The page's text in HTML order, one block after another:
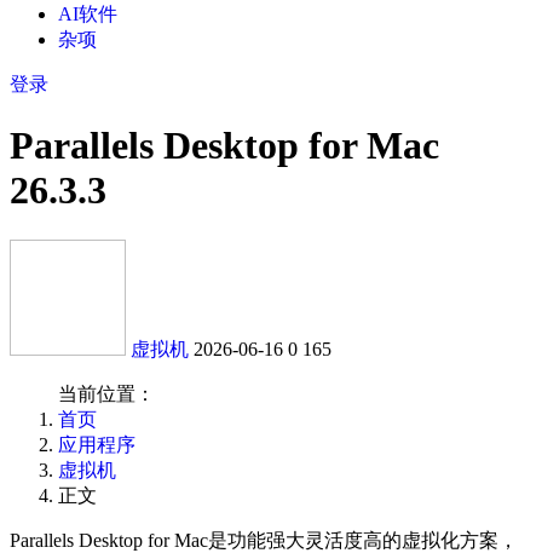
AI软件
杂项
登录
Parallels Desktop for Mac
26.3.3
虚拟机 2026-06-16 0 165
当前位置：
首页
应用程序
虚拟机
正文
Parallels Desktop for Mac是功能强大灵活度高的虚拟化方案，